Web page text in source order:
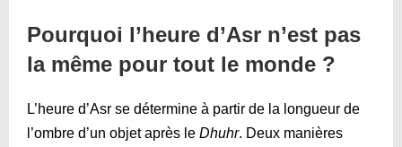
Pourquoi l’heure d’Asr n’est pas
la même pour tout le monde ?
L’heure d’Asr se détermine à partir de la longueur de
l’ombre d’un objet après le Dhuhr. Deux manières